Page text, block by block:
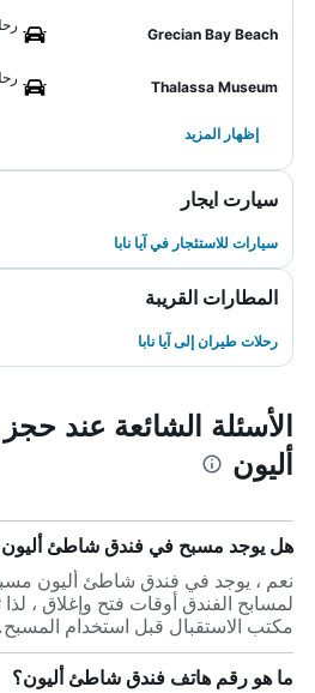
Grecian Bay Beach
Thalassa Museum
إظهار المزيد
سيارت ايجار
سيارات للاستئجار في آيا نابا
المطارات القريبة
رحلات طيران إلى آيا نابا
الأسئلة الشائعة عند
أليون
هل يوجد مسبح في فندق شاطئ
نعم ، يوجد في فندق شاطئ أليون
لمسابح الفندق أوقات فتح وإغلاق ،
مكتب الاستقبال قبل استخدام المسبح.
ما هو رقم هاتف فندق شاطئ أليون؟